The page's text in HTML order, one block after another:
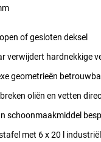
of gesloten deksel
verwijdert hardnekkige
geometrieën
oliën en vetten
schoonmaakmiddel
met 6 x 20 l